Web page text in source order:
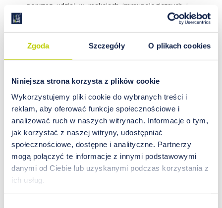
Zgoda Szczegóły O plikach cookies
Niniejsza strona korzysta z plików cookie
Wykorzystujemy pliki cookie do wybranych treści i
reklam, aby oferować funkcje społecznościowe i
analizować ruch w naszych witrynach. Informacje o tym,
jak korzystać z naszej witryny, udostępniać
społecznościowe, dostępne i analityczne. Partnerzy
mogą połączyć te informacje z innymi podstawowymi
danymi od Ciebie lub uzyskanymi podczas korzystania z
ich usług.
poprzez udział w reakcjach immunologicznych i
zapalnych mogą wpływać na przebieg chorób o
ważna w pierwszych latach życia dziecka, kiedy
mają miejsce intensywne procesy wzrastania i
rozwoju. Co jeśli zabraknie tych cennych
„Niedobory cynku w organizmie manifestują się
zaburzeniami w obrębie różnych narządów i
układów. Mogą powodować zahamowanie
procesów wzrastania dziecka, opóźnienie wieku
kostnego i dojrzewania płciowego,
niedokrwistość, zaburzenia funkcji układu
nerwowego, upośledzenie widzenia w mroku,
brak łaknienia, zaburzenia odczuwania smaku,
objawy patologiczne w obrębie skóry, skłonność